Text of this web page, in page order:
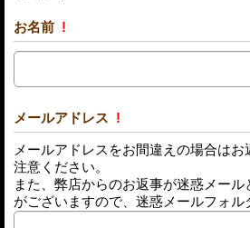
お名前 !
メールアドレス !
メールアドレスをお間違えの場合は
注意ください。
また、弊店からのお返事が迷惑メー
がございますので、迷惑メールフォル